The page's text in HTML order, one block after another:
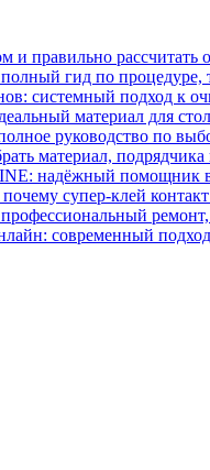
и правильно рассчитать
гид по процедуре,
системный подход к
материал для
руководство по
материал,
надёжный помощник
супер‑клей
современный